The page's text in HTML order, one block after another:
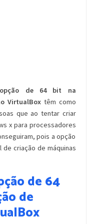
de 64 bit na
VirtualBoxtêm como
que ao tentar criar
x para processadores
pois a opção
criação de máquinas
de 64
de